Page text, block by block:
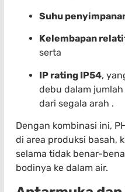
Suhu
Kelembapan
serta
IP rating IP54,
debu dalam
dari segala arah .
Dengan kombinasi ini,
di area produksi basah,
selama tidak benar-
bodinya ke dalam air.